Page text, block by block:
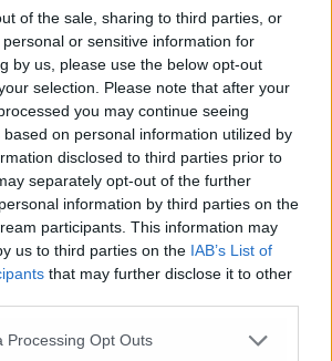
of the sale, sharing to third parties, or
or sensitive information for
by us, please use the below opt-out
selection. Please note that after your
you may continue seeing
on personal information utilized by
disclosed to third parties prior to
separately opt-out of the further
information by third parties on the
participants. This information may
us to third parties on the IAB’s List of
that may further disclose it to other
Processing Opt Outs
anche con l’assessore
tenuto fermo il punto sulla
comparto. Il mio pensiero va
ai lavoratori, che non hanno
difficile partita e
che sono coinvolti nelle
conclude il presidente
RISERVATA
Vai alla home